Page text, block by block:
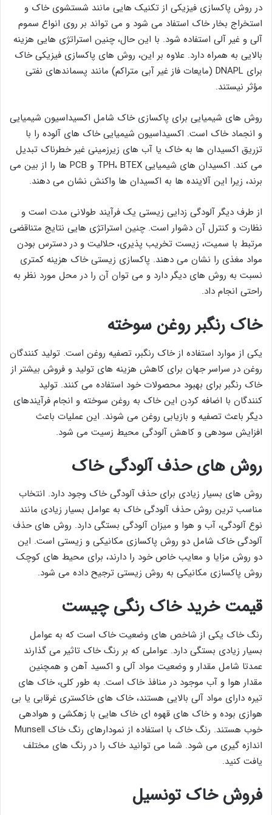
در روش پاکسازی فیزیکی از تکنیک‌ هایی مانند شستشوی خاک و
استخراج بخار خاک استفاد می ‌شود و می ‌تواند بر روی انواع سموم
آلی و غیر آلی استفاده شود. با این حال، چنین استراتژی‌ هایی هزینه
بالایی به همراه دارد. علاوه بر این، روش‌ های پاکسازی فیزیکی خاک
برای DNAPL (مایعات فاز غیر آبی متراکم) مانند پسماندهای نفتی
مؤثر نیستند.
روش‌ های شیمیایی برای پاکسازی خاک شامل اکسیداسیون شیمیایی
و انجماد خاک است. اکسیداسیون شیمیایی خاک های آلوده را با
تزریق اکسیدان ها به خاک یا آب های زیرزمینی غیر خطرناک تبدیل
می کند. اکسیدان های شیمیایی TPH، BTEX و PCB ها را از بین می
برند، زیرا این آلاینده ها به اکسیدان ها واکنش نشان می دهند.
از طرف دیگر آلودگی زدایی زیستی یک فرآیند طولانی مدت است و
نظارت و کنترل آن دشوار است. چنین استراتژی ‌هایی نتایج متناقضی
مرتبط با سمیت، زیست تخریب پذیری، حلالیت و در دسترس بودن
مواد مغذی را نشان می ‌دهند. پاکسازی زیستی خاک هزینه کمتری
نسبت به روش‌ های دیگر دارد و می ‌توان آن را در محل مورد نظر به
راحتی انجام داد.
خاک رنگبر روغن سوخته
یکی از موارد استفاده از خاک رنگبر، تصفیه روغن است. تولید کنندگان
روغن در سراسر جهان برای کاهش هزینه های تولید و فروش بیشتر از
خاک رنگبر برای بهبود محصولات خود استفاده می کنند. تولید
کنندگان با اضافه کردن این خاک به روغن سوخته و انجام فرآیندهای
دیگر باعث تصفیه و بازیابی روغن می شوند. این عملیات باعث
افزایش سودهی و کاهش آلودگی محیط زسیت می شود.
روش های حذف آلودگی خاک
روش های بسیار زیادی برای حذف آلودگی خاک وجود دارد. انتخاب
مناسب ترین روش حذف آلودگی خاک به عوامل بسیار زیادی مانند
نوع آلودگی، آب و هوا و میزان آلودگی بستگی دارد. روش های حذف
آلودگی خاک شامل دو روش پاکسازی مکانیکی و زیستی است. این
دو روش مزایا و معایب خاص خود را دارند، برای محیط های کوچک
روش پاکسازی مکانیکی به روش زیستی ترجیح داده می شود.
قیمت خرید خاک رنگی چیست
رنگ خاک یکی از شاخص های وضعیت خاک است که به عوامل
بسیار زیادی بستگی دارد. عواملی که بر رنگ خاک تاثیر می گذارند
عمدتا شامل مقدار و وضعیت مواد آلی و اکسید آهن و همچنین
مقدار هوا و آب موجود در منافذ خاک است. به طور کلی، خاک های
تیره دارای مواد آلی بالایی هستند، خاک های خاکستری غرقابی یا بی
هوازی بوده و خاک های قهوه ای خاک هایی با زهکشی و هوادهی
خوب هستند. رنگ خاک با استفاده از نمودارهای رنگ خاک Munsell
اندازه گیری می شود. شما می توانید خاک را در رنگ های مختلف
یافت کنید.
فروش خاک تونسیل